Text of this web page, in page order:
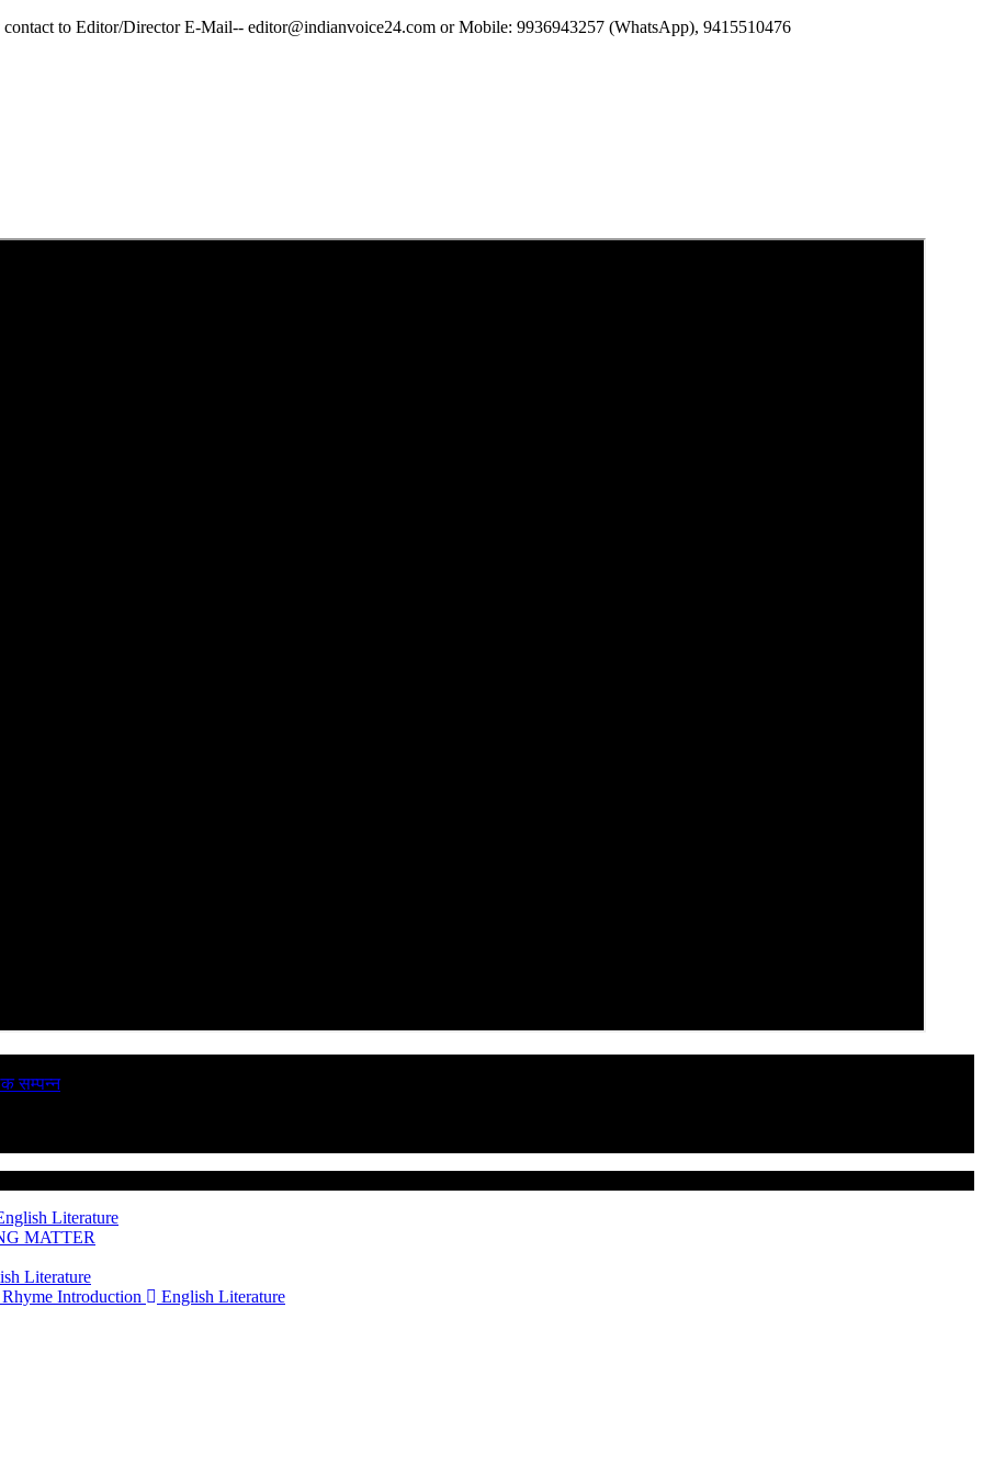
to Editor/Director E-Mail-- editor@indianvoice24.com or Mobile: 9936943257 (WhatsApp), 9415510476
सम्पन्न
Literature
MATTER
Literature
Introduction
English Literature